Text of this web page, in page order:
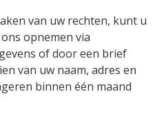
van uw rechten, kunt u
opnemen via
of door een brief
van uw naam, adres en
binnen één maand